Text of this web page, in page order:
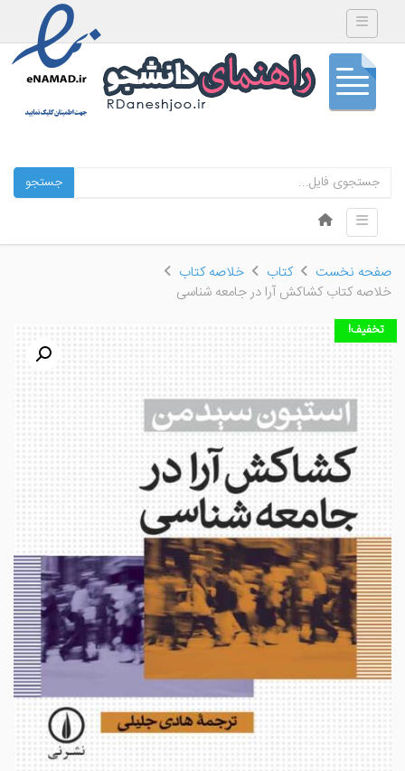
Toggle navigation
جستجو
Menu
Skip to content
Toggle navigation
صفحه نخست کتاب
خلاصه کتاب
خلاصه کتاب کشاکش آرا در جامعه شناسی
تخفیف!